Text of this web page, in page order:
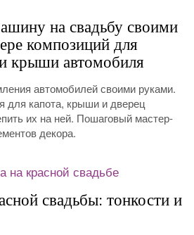
на свадьбу своими
композиций для
крыши автомобиля
автомобилей своими руками.
для капота, крыши и дверец
их на ней. Пошаговый мастер-
декора.
свадьбы: тонкости и